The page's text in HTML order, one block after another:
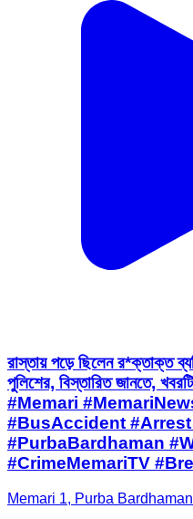
রাস্তায় পড়ে ছিলেন র*ক্তাক্ত
পুলিশের, বিস্তারিত জানতে,
#Memari
#BusAccident
#PurbaBardhaman
#CrimeMemariTV
Memari 1, Purba